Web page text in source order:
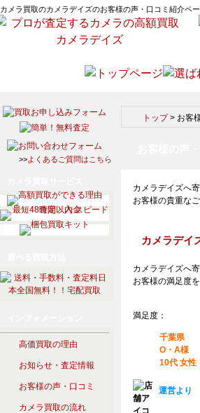
カメラ買取のカメラデイズのお客様の声・口コミ紹介ペ
トップ> お客
カメラデイズへ
お客様の貴重な
カメラデイ
カメラデイズへ
お客様の満足度
満足度：
千葉県
O・A様
10代 女性
運営より
>>よくあるご質問はこちら
高価買取の理由
お知らせ・査定情報
お客様の声・口コミ
カメラ買取の流れ